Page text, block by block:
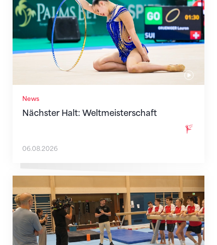
News
Nächster Halt: Weltmeisterschaft
06.08.2026
Mit klaren Zielen nach Zagreb